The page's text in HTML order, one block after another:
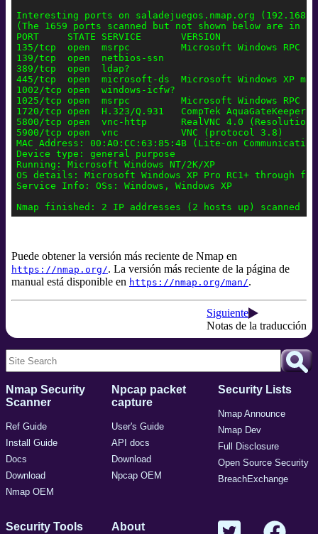
Interesting ports on saladejuegos.nmap.org
(The 1659 ports scanned but not shown below are in
PORT     STATE SERVICE       VERSION
135/tcp  open  msrpc         Microsoft Windows RPC
139/tcp  open  netbios-ssn
389/tcp  open  ldap?
445/tcp  open  microsoft-ds  Microsoft Windows XP
1002/tcp open  windows-icfw?
1025/tcp open  msrpc         Microsoft Windows RPC
1720/tcp open  H.323/Q.931   CompTek AquaGateKeeper
5800/tcp open  vnc-http      RealVNC 4.0 (Resolution
5900/tcp open  vnc           VNC (protocol 3.8)
MAC Address: 00:A0:CC:63:85:4B (Lite-on
Device type: general purpose
Running: Microsoft Windows NT/2K/XP
OS details: Microsoft Windows XP Pro RC1+ through
Service Info: OSs: Windows, Windows XP
Puede obtener la versión más reciente de Nmap en
https://nmap.org/. La versión más reciente de la página de
manual está disponible en https://nmap.org/man/.
Siguiente
Notas de la traducción
Nmap Security
Scanner
Ref Guide
Install Guide
Docs
Download
Nmap OEM
Npcap packet
capture
User's Guide
API docs
Download
Npcap OEM
Security Lists
Nmap Announce
Nmap Dev
Full Disclosure
Open Source Security
BreachExchange
Security Tools About